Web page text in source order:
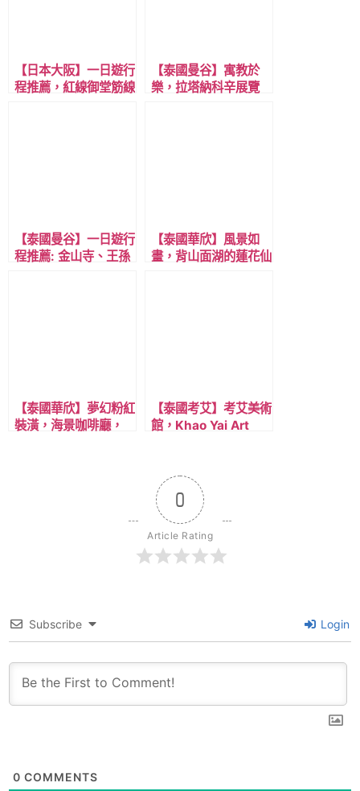
【日本大阪】一日遊行
程推薦，紅線御堂筋線
【泰國曼谷】寓教於
樂，拉塔納科辛展覽
【泰國曼谷】一日遊行
程推薦: 金山寺、王孫
【泰國華欣】風景如
畫，背山面湖的蓮花仙
【泰國華欣】夢幻粉紅
裝潢，海景咖啡廳，
【泰國考艾】考艾美術
館，Khao Yai Art
有大片草地。
0
Article Rating
Subscribe Login
0 COMMENTS